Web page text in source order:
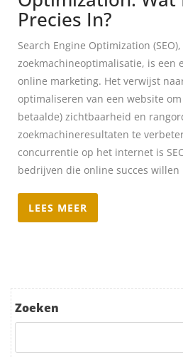
Precies In?
Search Engine Optimization
zoekmachineoptimalisatie, is een
online marketing. Het verwijst
optimaliseren van een website
betaalde) zichtbaarheid en
zoekmachineresultaten te
concurrentie op het internet is
bedrijven die online succes
LEES MEER
Zoeken